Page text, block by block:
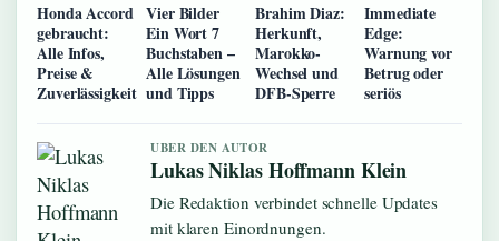
Honda Accord
gebraucht:
Alle Infos,
Preise &
Zuverlässigkeit
Vier Bilder
Ein Wort 7
Buchstaben –
Alle Lösungen
und Tipps
Brahim Diaz:
Herkunft,
Marokko-
Wechsel und
DFB-Sperre
Immediate
Edge:
Warnung vor
Betrug oder
seriös
UBER DEN AUTOR
Lukas Niklas Hoffmann Klein
Die Redaktion verbindet schnelle Updates
mit klaren Einordnungen.